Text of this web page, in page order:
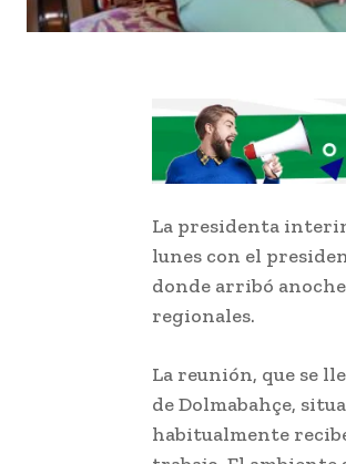
La presidenta
lunes con el
donde arribó
regionales.
La reunión, que se
de Dolmabahçe,
habitualmente